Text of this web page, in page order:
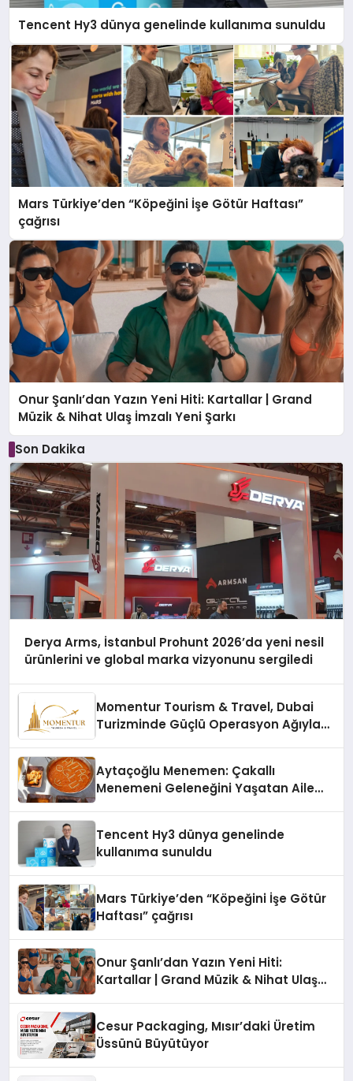
Tencent Hy3 dünya genelinde kullanıma sunuldu
Mars Türkiye’den “Köpeğini İşe Götür Haftası”
çağrısı
Onur Şanlı’dan Yazın Yeni Hiti: Kartallar | Grand
Müzik & Nihat Ulaş İmzalı Yeni Şarkı
Son Dakika
Derya Arms, İstanbul Prohunt 2026’da yeni nesil
ürünlerini ve global marka vizyonunu sergiledi
Momentur Tourism & Travel, Dubai
Turizminde Güçlü Operasyon Ağıyla
Aytaçoğlu Menemen: Çakallı
Menemeni Geleneğini Yaşatan Aile
Tencent Hy3 dünya genelinde
kullanıma sunuldu
Mars Türkiye’den “Köpeğini İşe Götür
Haftası” çağrısı
Onur Şanlı’dan Yazın Yeni Hiti:
Kartallar | Grand Müzik & Nihat Ulaş
Cesur Packaging, Mısır’daki Üretim
Üssünü Büyütüyor